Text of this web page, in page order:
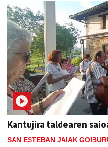
Kantujira taldearen
SAN ESTEBAN JAIAK